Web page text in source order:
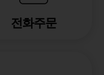
전화주문